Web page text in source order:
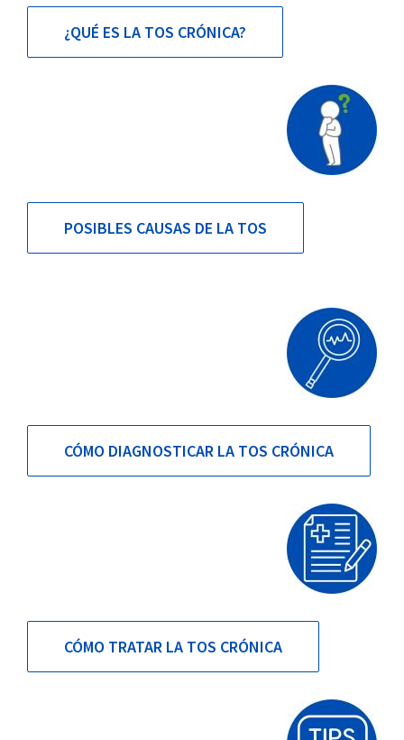
¿QUÉ ES LA TOS CRÓNICA?
POSIBLES CAUSAS DE LA TOS
CÓMO DIAGNOSTICAR LA TOS CRÓNICA
CÓMO TRATAR LA TOS CRÓNICA